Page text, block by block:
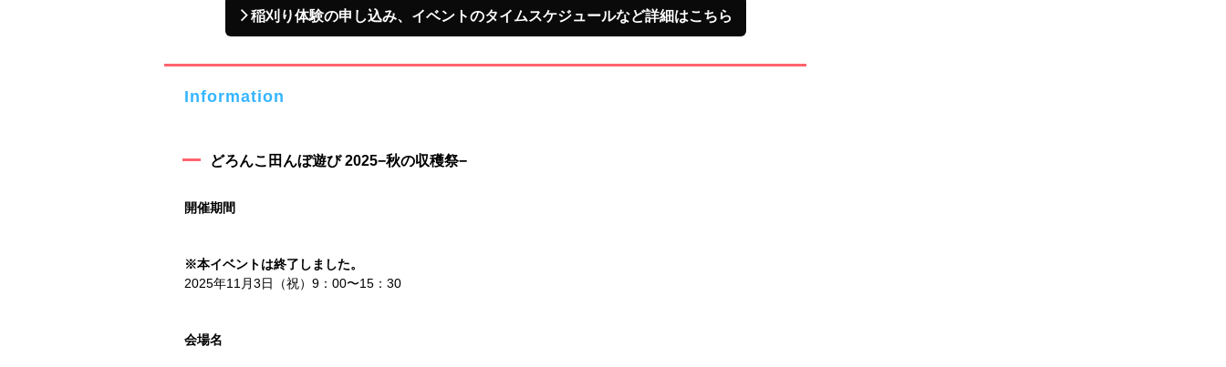
稲刈り体験の申し込み、イベントのタイムスケジュールなど詳細はこちら
Information
どろんこ田んぼ遊び 2025−秋の収穫祭−
開催期間
※本イベントは終了しました。
2025年11月3日（祝）9：00〜15：30
会場名